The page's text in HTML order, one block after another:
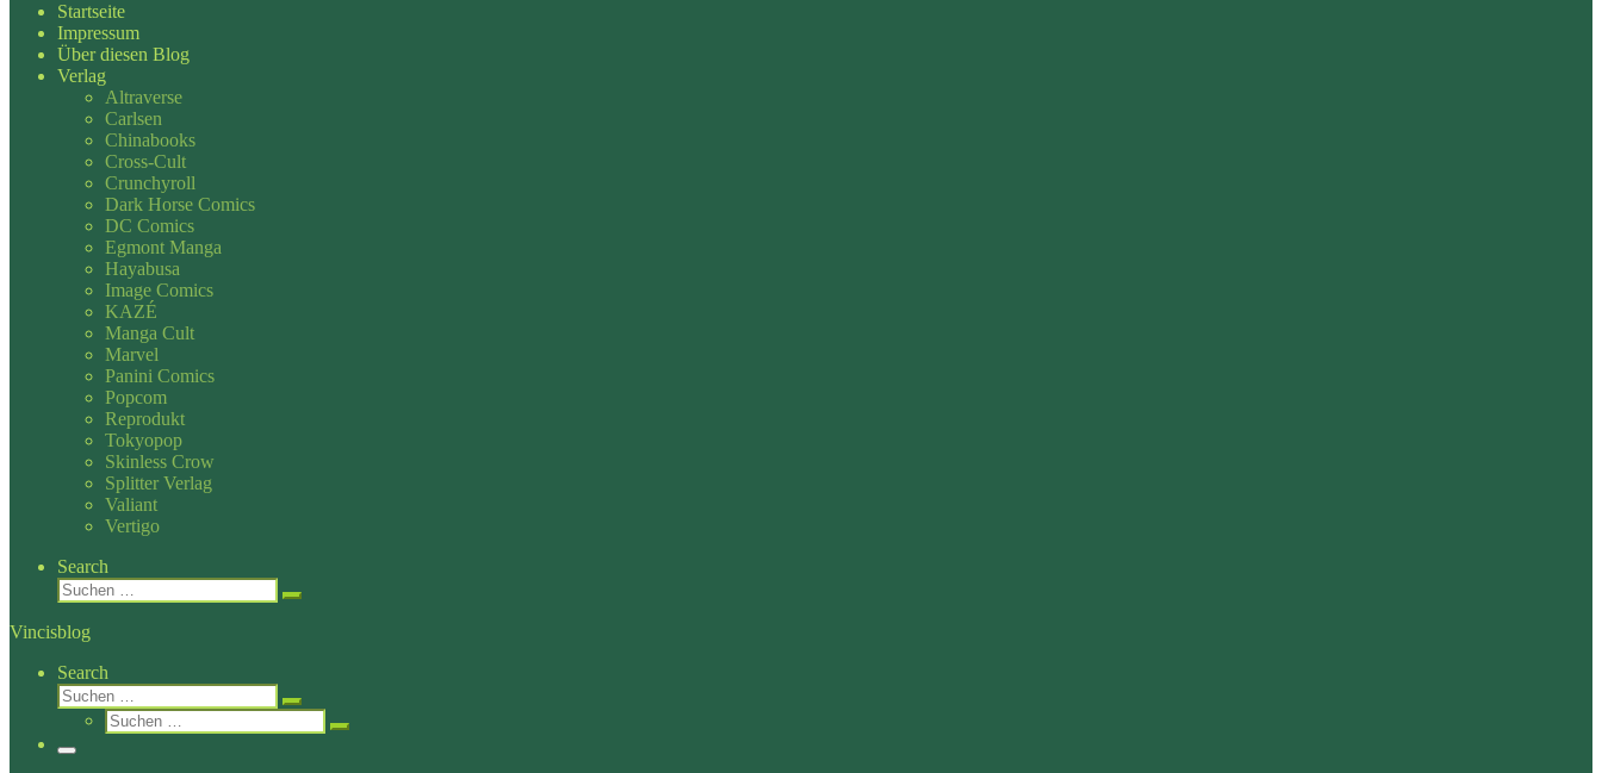
Startseite
Impressum
Über diesen Blog
Verlag
Altraverse
Carlsen
Chinabooks
Cross-Cult
Crunchyroll
Dark Horse Comics
DC Comics
Egmont Manga
Hayabusa
Image Comics
KAZÉ
Manga Cult
Marvel
Panini Comics
Popcom
Reprodukt
Tokyopop
Skinless Crow
Splitter Verlag
Valiant
Vertigo
Search
Suche
Suchen …
Vincisblog
Search
Suche
Suchen …
Suche
Suchen …
Menü